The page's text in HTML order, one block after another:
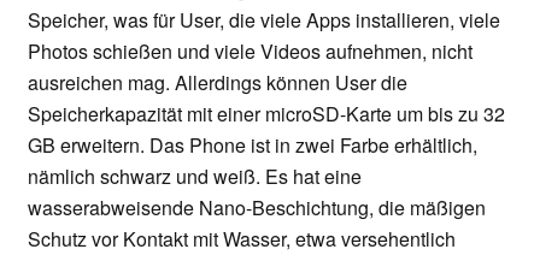
Speicher, was für User, die viele Apps installieren, viele
Photos schießen und viele Videos aufnehmen, nicht
ausreichen mag. Allerdings können User die
Speicherkapazität mit einer microSD-Karte um bis zu 32
GB erweitern. Das Phone ist in zwei Farbe erhältlich,
nämlich schwarz und weiß. Es hat eine
wasserabweisende Nano-Beschichtung, die mäßigen
Schutz vor Kontakt mit Wasser, etwa versehentlich